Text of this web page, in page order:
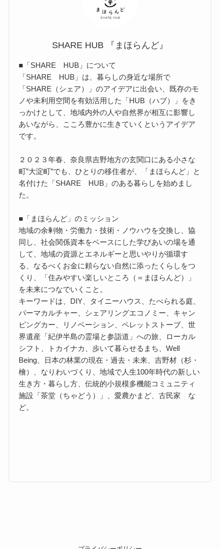
SHARE HUB 『まほらんど』
■「SHARE HUB」について
「SHARE HUB」は、暮らしの身近な場所で
「SHARE（シェア）」のアイデアに出会い、既存のモ
ノや未利用空間を有効活用した「HUB（ハブ）」をき
っかけとして、地域内外の人や自然界が相互に影響し
あいながら、こころ豊かに生きていくというアイデア
です。
２０２３年春、奈良県吉野地方の玄関口にある小さな
町”大淀町”でも、ひとりの移住者が、「まほらんど」と
名付けた「SHARE HUB」のある暮らしを始めまし
た。
■「まほらんど」のミッション
地域の余剰物・労働力・技術・ノウハウを交換し、協
同し、社会関係資本をベースにした学びあいの場を通
して、地域の資源とエネルギーと思いやりが循環す
る、なるべくお金に頼らない自然に添ったくらしをつ
くり、「住みやすい楽しいところ（＝まほらんど）」
を未来につなでいくこと。
キーワードは、DIY、タイニーハウス、たべられる庭、
パーマカルチャー、シェアリングエコノミー、キャン
ピングカー、リノベーション、ペレットストーブ、世
界遺産「紀伊半島の霊場と参詣道」への旅、ローカル
シフト、トカイナカ、歩いて暮らせるまち、Well
Being、日本の林業の現在・過去・未来、吉野材（杉・
檜）、なりわいづくり、地域で人生100年時代の新しい
生き方・暮らし方、伝統的小規模多機能コミュニティ
施設「茶堂（ちゃどう）」、愛農かまど、古民家 な
ど。